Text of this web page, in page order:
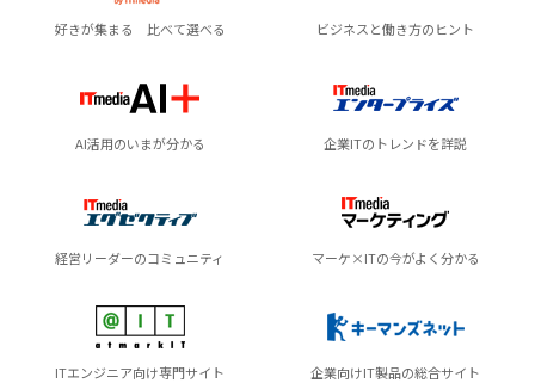
好きが集まる 比べて選べる ビジネスと働き方のヒント
AI活用のいまが分かる 企業ITのトレンドを詳説
経営リーダーのコミュニティ マーケ×ITの今がよく分かる
ITエンジニア向け専門サイト 企業向けIT製品の総合サイト